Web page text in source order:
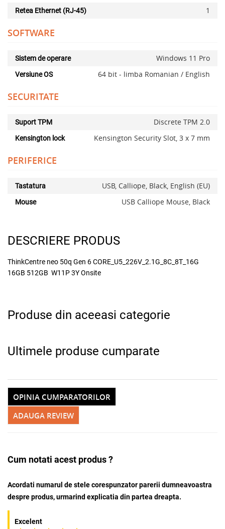
Retea Ethernet (RJ-45) 1
SOFTWARE
Sistem de operare Windows 11 Pro
Versiune OS 64 bit - limba Romanian / English
SECURITATE
Suport TPM Discrete TPM 2.0
Kensington lock Kensington Security Slot, 3 x 7 mm
PERIFERICE
Tastatura USB, Calliope, Black, English (EU)
Mouse USB Calliope Mouse, Black
DESCRIERE PRODUS
ThinkCentre neo 50q Gen 6 CORE_U5_226V_2.1G_8C_8T_16G
16GB 512GB W11P 3Y Onsite
Produse din aceeasi categorie
Ultimele produse cumparate
ADAUGA REVIEW
OPINIA CUMPARATORILOR
Cum notati acest produs ?
Acordati numarul de stele corespunzator parerii dumneavoastra
despre produs, urmarind explicatia din partea dreapta.
Excelent